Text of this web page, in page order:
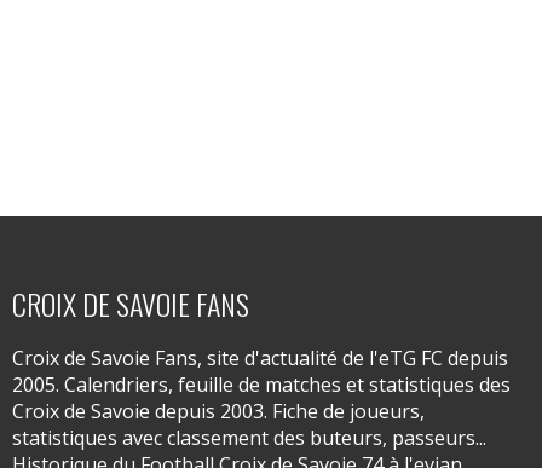
CROIX DE SAVOIE FANS
Croix de Savoie Fans, site d'actualité de l'eTG FC depuis
2005. Calendriers, feuille de matches et statistiques des
Croix de Savoie depuis 2003. Fiche de joueurs,
statistiques avec classement des buteurs, passeurs...